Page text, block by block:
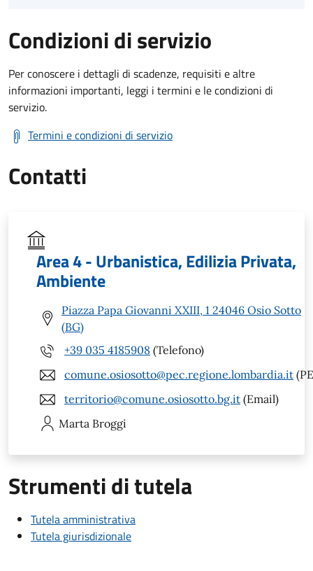
Condizioni di servizio
Per conoscere i dettagli di scadenze, requisiti e altre
informazioni importanti, leggi i termini e le condizioni di
servizio.
Termini e condizioni di servizio
Contatti
Area 4 - Urbanistica, Edilizia Privata,
Ambiente
Piazza Papa Giovanni XXIII, 1 24046 Osio Sotto
(BG)
+39 035 4185908 (Telefono)
comune.osiosotto@pec.regione.lombardia.it
territorio@comune.osiosotto.bg.it (Email)
Marta Broggi
Strumenti di tutela
Tutela amministrativa
Tutela giurisdizionale